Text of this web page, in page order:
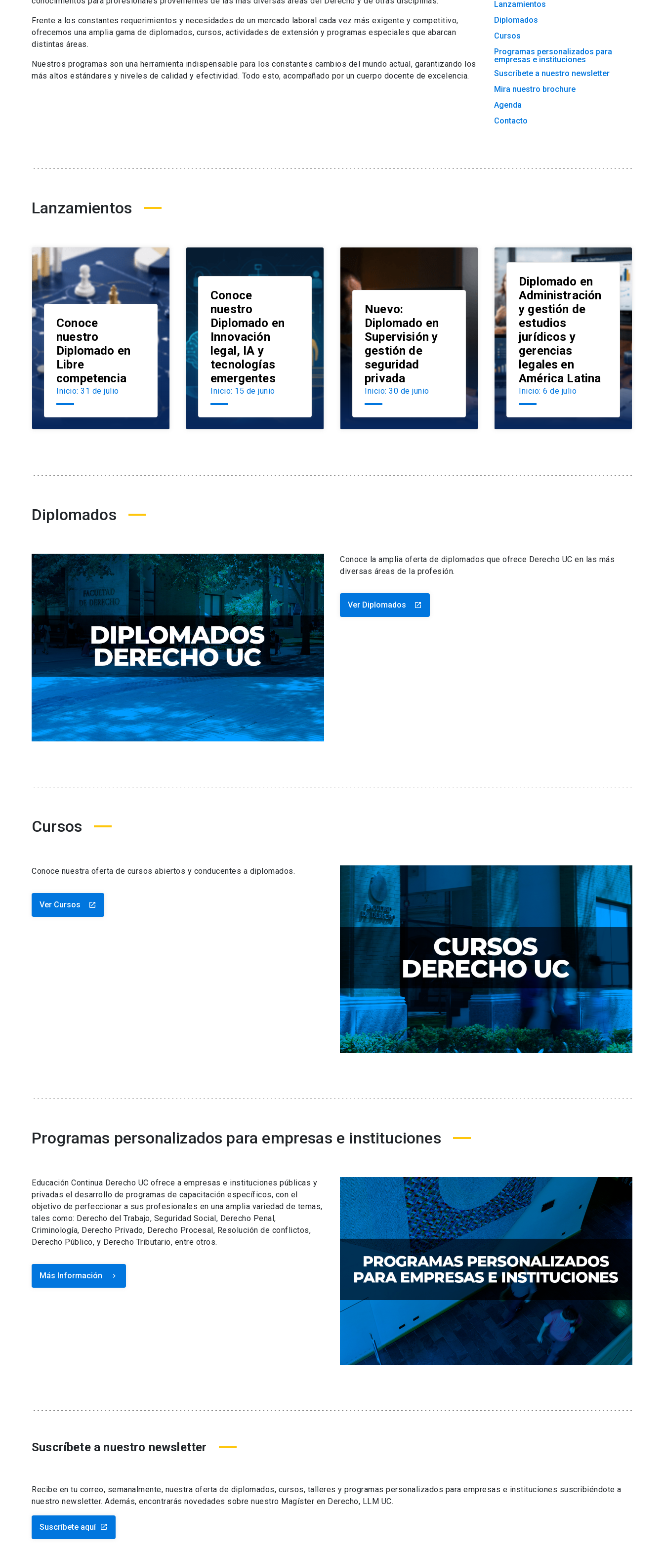
Frente a los constantes requerimientos y necesidades de un mercado laboral cada vez más exigente y competitivo,
ofrecemos una amplia gama de diplomados, cursos, actividades de extensión y programas especiales que abarcan
distintas áreas.
Nuestros programas son una herramienta indispensable para los constantes cambios del mundo actual, garantizando los
más altos estándares y niveles de calidad y efectividad. Todo esto, acompañado por un cuerpo docente de excelencia.
Lanzamientos
Diplomados
Cursos
Programas personalizados para
empresas e instituciones
Suscríbete a nuestro newsletter
Mira nuestro brochure
Agenda
Contacto
Lanzamientos
Conoce
nuestro
Diplomado en
Libre
competencia
Inicio: 31 de julio
Conoce
nuestro
Diplomado en
Innovación
legal, IA y
tecnologías
emergentes
Inicio: 15 de junio
Nuevo:
Diplomado en
Supervisión y
gestión de
seguridad
privada
Inicio: 30 de junio
Diplomado en
Administración
y gestión de
estudios
jurídicos y
gerencias
legales en
América Latina
Inicio: 6 de julio
Diplomados
Conoce la amplia oferta de diplomados que ofrece Derecho UC en las más
diversas áreas de la profesión.
Ver Diplomados launch
Cursos
Conoce nuestra oferta de cursos abiertos y conducentes a diplomados.
Ver Cursos launch
Programas personalizados para empresas e instituciones
Educación Continua Derecho UC ofrece a empresas e instituciones públicas y
privadas el desarrollo de programas de capacitación específicos, con el
objetivo de perfeccionar a sus profesionales en una amplia variedad de temas,
tales como: Derecho del Trabajo, Seguridad Social, Derecho Penal,
Criminología, Derecho Privado, Derecho Procesal, Resolución de conflictos,
Derecho Público, y Derecho Tributario, entre otros.
Más Información keyboard_arrow_right
Suscríbete a nuestro newsletter
Recibe en tu correo, semanalmente, nuestra oferta de diplomados, cursos, talleres y programas personalizados para empresas e instituciones suscribiéndote a
nuestro newsletter. Además, encontrarás novedades sobre nuestro Magíster en Derecho, LLM UC.
Suscríbete aquí launch